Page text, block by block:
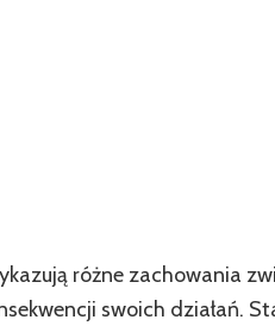
różne zachowania
swoich działań.